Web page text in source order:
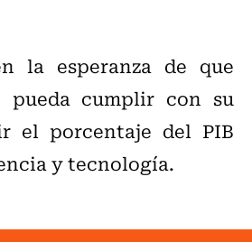
la esperanza de que
pueda cumplir con su
el porcentaje del PIB
y tecnología.